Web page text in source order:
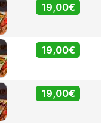
19,00€
19,00€
19,00€